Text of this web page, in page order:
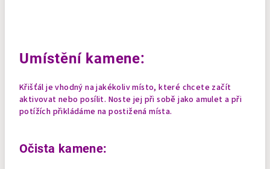
Umístění kamene:
Křišťál je vhodný na jakékoliv místo, které chcete začít
aktivovat nebo posílit. Noste jej při sobě jako amulet a při
potížích přikládáme na postižená místa.
Očista kamene: